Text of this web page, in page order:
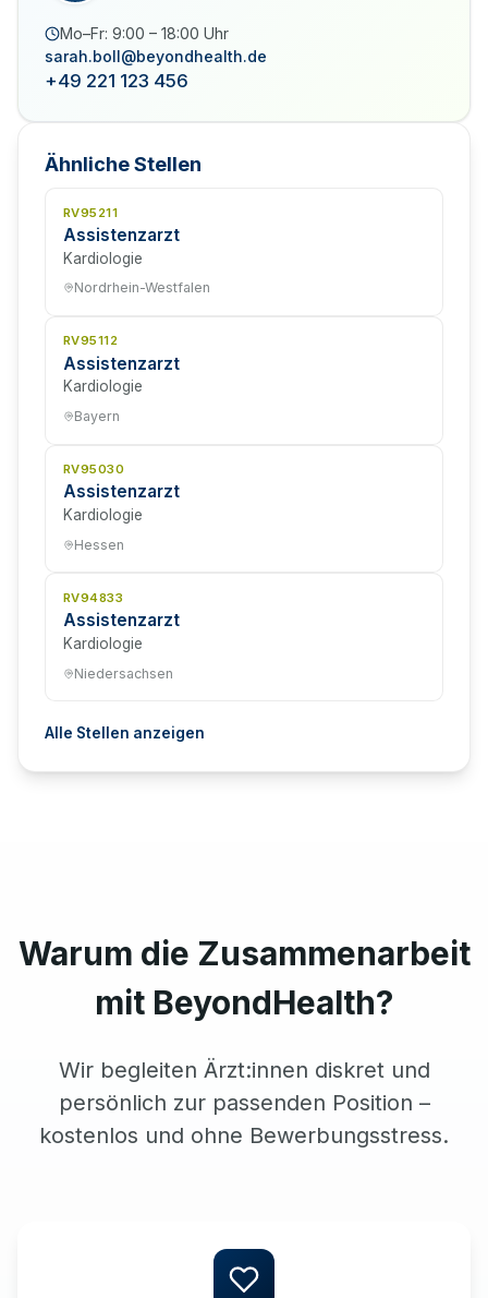
Mo–Fr: 9:00 – 18:00 Uhr
sarah.boll@beyondhealth.de
+49 221 123 456
Ähnliche Stellen
RV95211
Assistenzarzt
Kardiologie
Nordrhein-Westfalen
RV95112
Assistenzarzt
Kardiologie
Bayern
RV95030
Assistenzarzt
Kardiologie
Hessen
RV94833
Assistenzarzt
Kardiologie
Niedersachsen
Alle Stellen anzeigen
Warum die Zusammenarbeit
mit BeyondHealth?
Wir begleiten Ärzt:innen diskret und
persönlich zur passenden Position –
kostenlos und ohne Bewerbungsstress.